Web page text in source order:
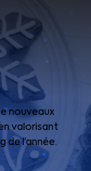
nouveaux
valorisant
l’année.